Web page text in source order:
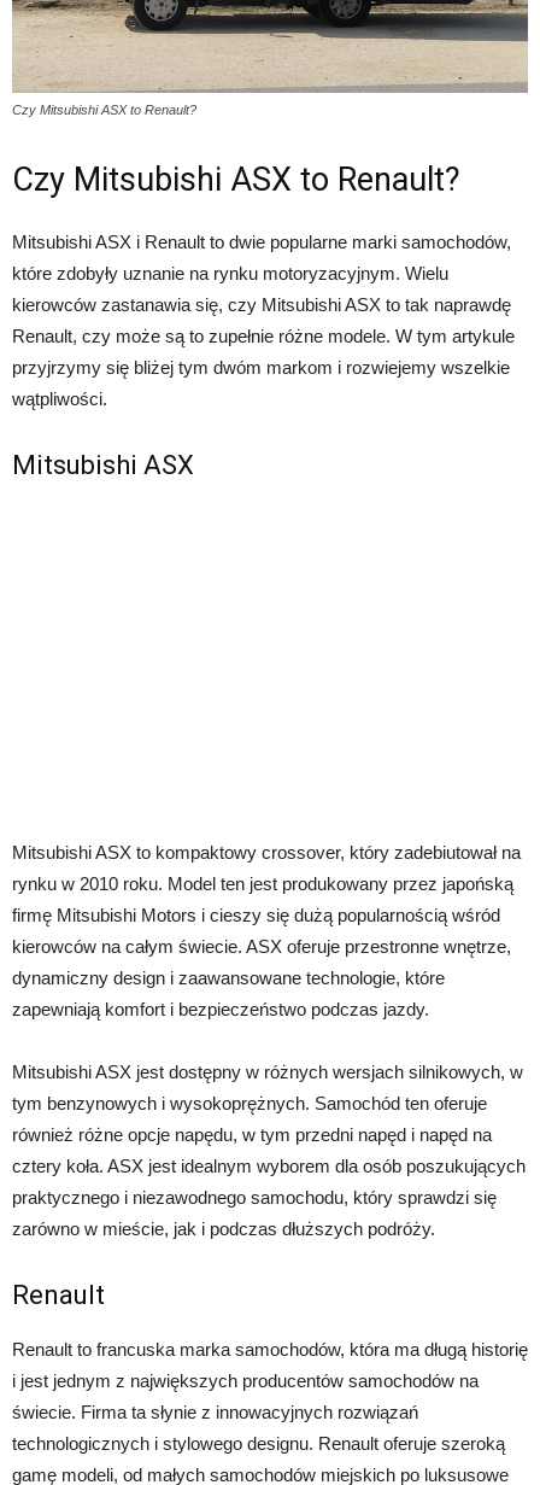
Czy Mitsubishi ASX to Renault?
Czy Mitsubishi ASX to Renault?
Mitsubishi ASX i Renault to dwie popularne marki samochodów,
które zdobyły uznanie na rynku motoryzacyjnym. Wielu
kierowców zastanawia się, czy Mitsubishi ASX to tak naprawdę
Renault, czy może są to zupełnie różne modele. W tym artykule
przyjrzymy się bliżej tym dwóm markom i rozwiejemy wszelkie
wątpliwości.
Mitsubishi ASX
Mitsubishi ASX to kompaktowy crossover, który zadebiutował na
rynku w 2010 roku. Model ten jest produkowany przez japońską
firmę Mitsubishi Motors i cieszy się dużą popularnością wśród
kierowców na całym świecie. ASX oferuje przestronne wnętrze,
dynamiczny design i zaawansowane technologie, które
zapewniają komfort i bezpieczeństwo podczas jazdy.
Mitsubishi ASX jest dostępny w różnych wersjach silnikowych, w
tym benzynowych i wysokoprężnych. Samochód ten oferuje
również różne opcje napędu, w tym przedni napęd i napęd na
cztery koła. ASX jest idealnym wyborem dla osób poszukujących
praktycznego i niezawodnego samochodu, który sprawdzi się
zarówno w mieście, jak i podczas dłuższych podróży.
Renault
Renault to francuska marka samochodów, która ma długą historię
i jest jednym z największych producentów samochodów na
świecie. Firma ta słynie z innowacyjnych rozwiązań
technologicznych i stylowego designu. Renault oferuje szeroką
gamę modeli, od małych samochodów miejskich po luksusowe